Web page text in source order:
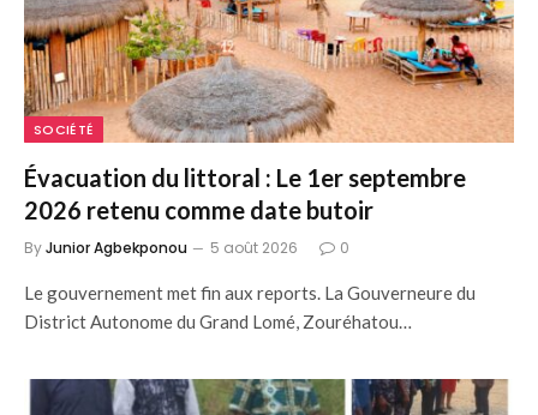
SOCIÉTÉ
Évacuation du littoral : Le 1er septembre
2026 retenu comme date butoir
ByJunior Agbekponou 5 août 2026 0
Le gouvernement met fin aux reports. La Gouverneure du
District Autonome du Grand Lomé, Zouréhatou…